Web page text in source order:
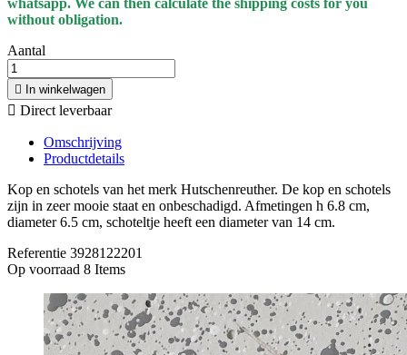
whatsapp. We can then calculate the shipping costs for you
without obligation.
Aantal
 In winkelwagen
 Direct leverbaar
Omschrijving
Productdetails
Kop en schotels van het merk Hutschenreuther. De kop en schotels
zijn in zeer mooie staat en onbeschadigd. Afmetingen h 6.8 cm,
diameter 6.5 cm, schoteltje heeft een diameter van 14 cm.
Referentie 3928122201
Op voorraad 8 Items